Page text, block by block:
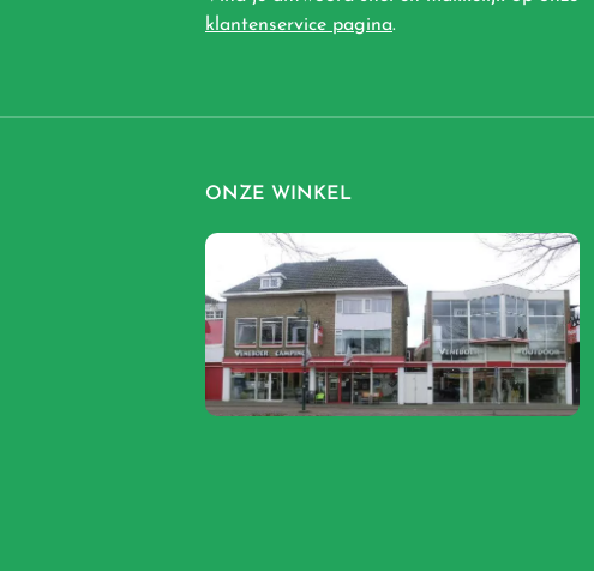
klantenservice pagina.
ONZE WINKEL